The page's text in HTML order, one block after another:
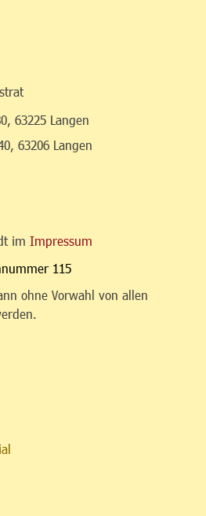
, 63225 Langen
63206 Langen
im Impressum
115
ohne Vorwahl von allen